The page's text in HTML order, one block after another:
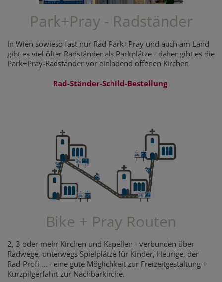
Park+Pray - Radständer
In Wien sowieso fast nur Rad-Park+Pray und auch am Land
gibt es viel öfter Radständer als Parkplätze - daher gibt es die
Park+Pray-Radständer vor einladend offenen Kirchen
Rad-Ständer-Schild-Bestellung
Bike + Pray Routen
2, 3 oder mehr Kirchen und Kapellen - verbunden über
Radwege, unterwegs Spielplätze für Kinder, Heurige, der
Rad-Profi ... - eine gute Möglichkeit zur Freizeitgestaltung +
Kurzpilgerfahrt zur Nachbarkirche.